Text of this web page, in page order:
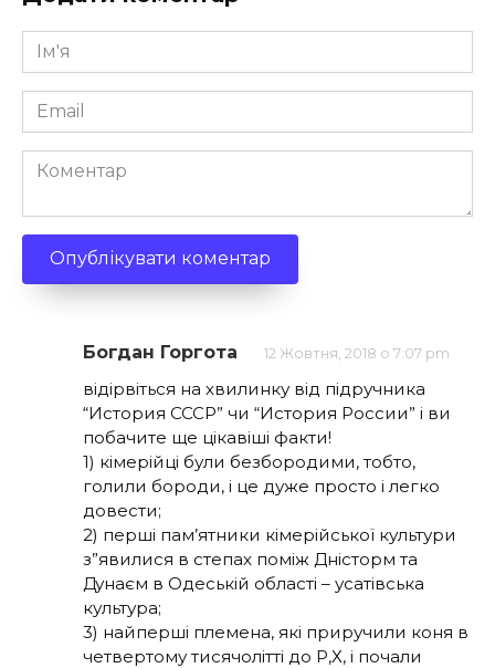
Ім'я
*
Email
*
Коментар
Богдан Горгота 12 Жовтня, 2018 о 7:07 pm
відірвіться на хвилинку від підручника
“История СССР” чи “История России” і ви
побачите ще цікавіші факти!
1) кімерійці були безбородими, тобто,
голили бороди, і це дуже просто і легко
довести;
2) перші пам’ятники кімерійської культури
з”явилися в степах поміж Дністорм та
Дунаєм в Одеській області – усатівська
культура;
3) найперші племена, які приручили коня в
четвертому тисячолітті до Р,Х, і почали